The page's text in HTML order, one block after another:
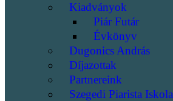
Kiadványok
Piár Futár
Évkönyv
Dugonics András
Díjazottak
Partnereink
Szegedi Piarista Iskola